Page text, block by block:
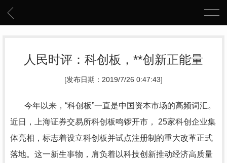
人民时评：科创板，**创新正能量
[发布日期：2019/7/26 0:47:43]
今年以来，“科创板”一直是中国资本市场的高频词汇。
近日，上海证券交易所科创板鸣锣开市， 25家科创企业集
体亮相，标志着设立科创板并试点注册制的重大改革正式
落地。这一新生事物，肩负着以科技创新推动经济高质量